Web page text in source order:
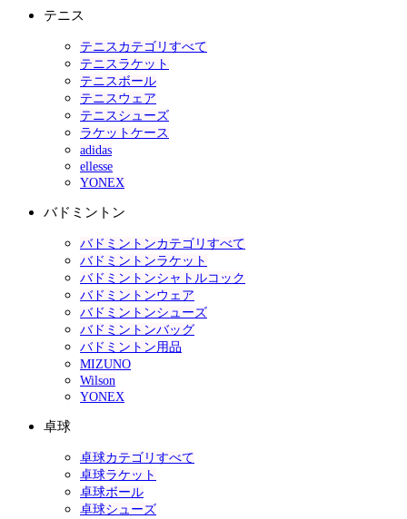
テニス
テニスカテゴリすべて
テニスラケット
テニスボール
テニスウェア
テニスシューズ
ラケットケース
adidas
ellesse
YONEX
バドミントン
バドミントンカテゴリすべて
バドミントンラケット
バドミントンシャトルコック
バドミントンウェア
バドミントンシューズ
バドミントンバッグ
バドミントン用品
MIZUNO
Wilson
YONEX
卓球
卓球カテゴリすべて
卓球ラケット
卓球ボール
卓球シューズ